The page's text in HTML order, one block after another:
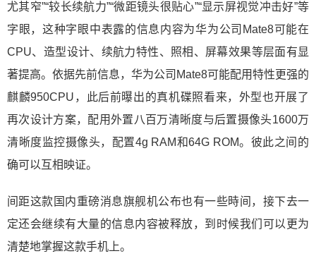
尤其窄”“较长续航力”“微距镜头很贴心”“显示屏视觉冲击好”等
字眼，这种字眼中表露的信息内容为华为公司Mate8可能在
CPU、造型设计、续航力特性、照相、屏幕效果等层面有显
著提高。依据先前信息，华为公司Mate8可能配用特性更强的
麒麟950CPU，此后前曝出的真机碟照看来，外型也开展了
再次设计方案，配用外置八百万清晰度与后置摄像头1600万
清晰度监控摄像头，配置4g RAM和64G ROM。彼此之间的
确可以互相映证。
间距这款国内重磅消息旗舰机公布也有一些時间，接下去一
定还会继续有大量的信息内容被释放，到时候我们可以更为
清楚地掌握这款手机上。